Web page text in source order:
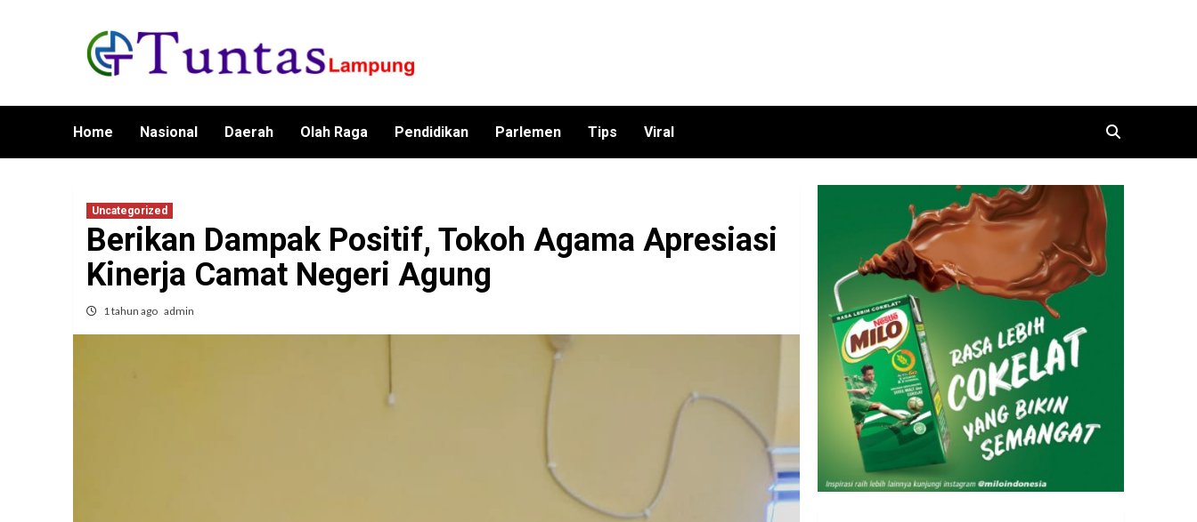
Home Nasional Daerah Olah Raga Pendidikan Parlemen Tips Viral
Uncategorized
Berikan Dampak Positif, Tokoh Agama Apresiasi
Kinerja Camat Negeri Agung
1 tahun ago admin